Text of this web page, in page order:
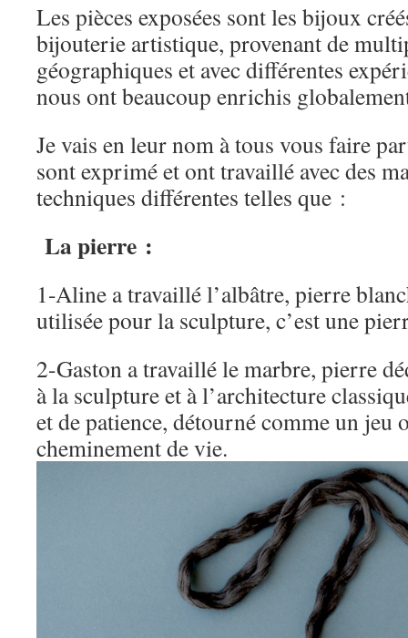
Les pièces exposées sont les bijoux
bijouterie artistique, provenant de
géographiques et avec différentes
nous ont beaucoup enrichis
Je vais en leur nom à tous vous faire
sont exprimé et ont travaillé avec des
techniques différentes telles que :
La pierre :
1-Aline a travaillé l’albâtre, pierre
utilisée pour la sculpture, c’est une
2-Gaston a travaillé le marbre, pierre
à la sculpture et à l’architecture
et de patience, détourné comme un jeu
cheminement de vie.